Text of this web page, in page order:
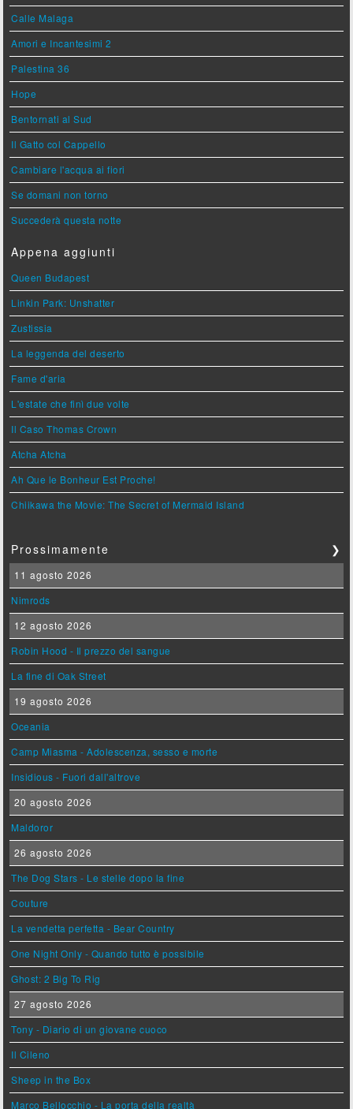
Calle Malaga
Amori e Incantesimi 2
Palestina 36
Hope
Bentornati al Sud
Il Gatto col Cappello
Cambiare l'acqua ai fiori
Se domani non torno
Succederà questa notte
Appena aggiunti
Queen Budapest
Linkin Park: Unshatter
Zustissia
La leggenda del deserto
Fame d'aria
L'estate che finì due volte
Il Caso Thomas Crown
Atcha Atcha
Ah Que le Bonheur Est Proche!
Chiikawa the Movie: The Secret of Mermaid Island
Prossimamente ❯
11 agosto 2026
Nimrods
12 agosto 2026
Robin Hood - Il prezzo del sangue
La fine di Oak Street
19 agosto 2026
Oceania
Camp Miasma - Adolescenza, sesso e morte
Insidious - Fuori dall'altrove
20 agosto 2026
Maldoror
26 agosto 2026
The Dog Stars - Le stelle dopo la fine
Couture
La vendetta perfetta - Bear Country
One Night Only - Quando tutto è possibile
Ghost: 2 Big To Rig
27 agosto 2026
Tony - Diario di un giovane cuoco
Il Cileno
Sheep in the Box
Marco Bellocchio - La porta della realtà